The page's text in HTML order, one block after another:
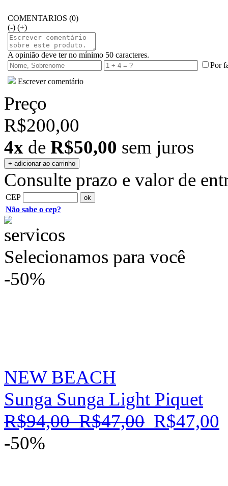
COMENTARIOS (0)
(-) (+)
A opinião deve ter no mínimo 50 caracteres.
Por
Escrever comentário
Preço
R$200,00
4x de R$50,00 sem juros
Consulte prazo e valor de
CEP
Não sabe o cep?
Selecionamos para você
-50%
NEW BEACH
Sunga Sunga Light Piquet
R$94,00 R$47,00 R$47,00
-50%